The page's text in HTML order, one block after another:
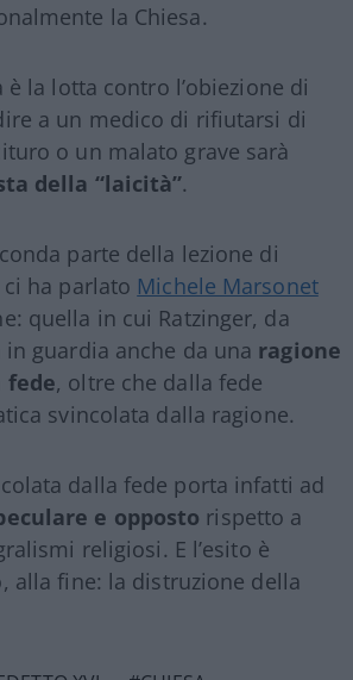
la Chiesa.
è la lotta contro l’obiezione di
a un medico di rifiutarsi di
o un malato grave sarà
della “laicità”.
parte della lezione di
ha parlato Michele Marsonet
quella in cui Ratzinger, da
guardia anche da una ragione
fede, oltre che dalla fede
svincolata dalla ragione.
dalla fede porta infatti ad
e opposto rispetto a
religiosi. E l’esito è
alla fine: la distruzione della